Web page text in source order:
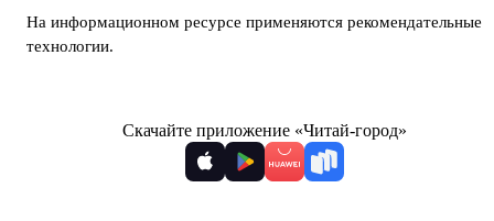
На информационном ресурсе применяются рекомендательные
технологии.
Скачайте приложение «Читай-город»